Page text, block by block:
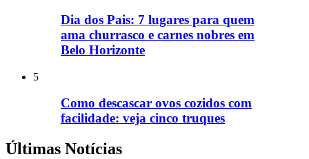
Dia dos Pais: 7 lugares para quem
ama churrasco e carnes nobres em
Belo Horizonte
5
Como descascar ovos cozidos com
facilidade: veja cinco truques
Últimas Notícias